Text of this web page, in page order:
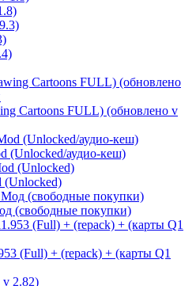
Cartoons FULL) (обновлено v
(Unlocked/аудио-кеш)
(Unlocked)
(свободные покупки)
(Full) + (repack) + (карты Q1